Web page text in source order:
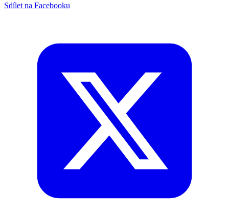
Sdílet na Facebooku